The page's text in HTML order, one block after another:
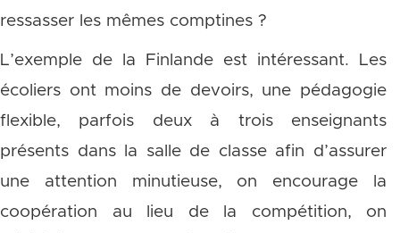
ressasser les mêmes comptines ?
L’exemple de la Finlande est intéressant. Les
écoliers ont moins de devoirs, une pédagogie
flexible, parfois deux à trois enseignants
présents dans la salle de classe afin d’assurer
une attention minutieuse, on encourage la
coopération au lieu de la compétition, on